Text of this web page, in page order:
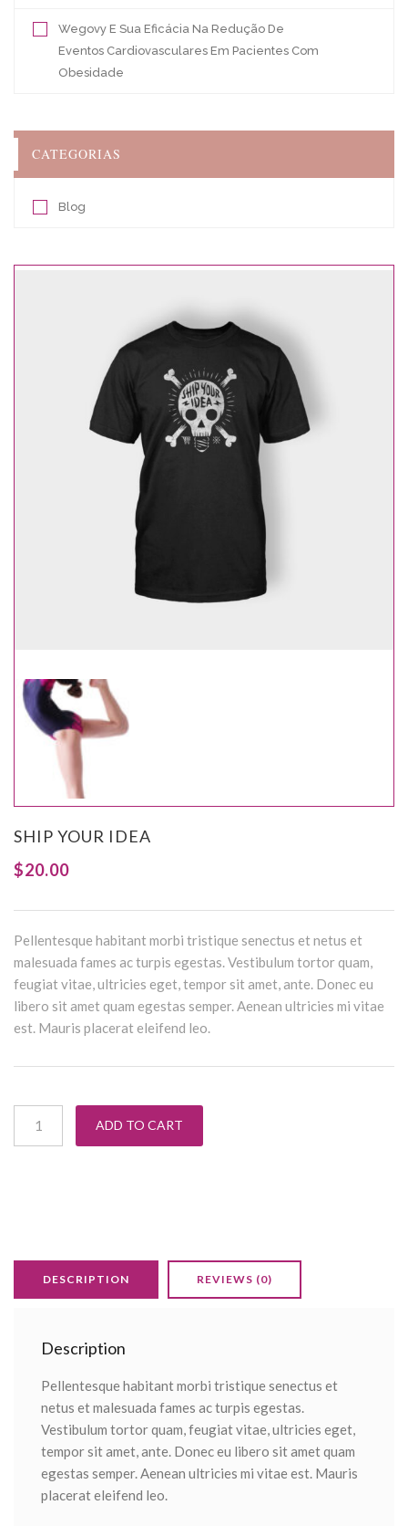
Wegovy E Sua Eficácia Na Redução De
Eventos Cardiovasculares Em Pacientes Com
Obesidade
CATEGORIAS
Blog
SHIP YOUR IDEA
$20.00
Pellentesque habitant morbi tristique senectus et netus et
malesuada fames ac turpis egestas. Vestibulum tortor quam,
feugiat vitae, ultricies eget, tempor sit amet, ante. Donec eu
libero sit amet quam egestas semper. Aenean ultricies mi vitae
est. Mauris placerat eleifend leo.
Ship Your Idea quantity
ADD TO CART
DESCRIPTION REVIEWS (0)
Description
Pellentesque habitant morbi tristique senectus et
netus et malesuada fames ac turpis egestas.
Vestibulum tortor quam, feugiat vitae, ultricies eget,
tempor sit amet, ante. Donec eu libero sit amet quam
egestas semper. Aenean ultricies mi vitae est. Mauris
placerat eleifend leo.